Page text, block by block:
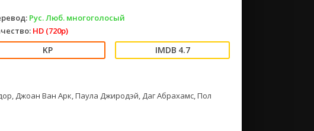
Рус. Люб. многоголосый
HD (720p)
4.7
Джоан Ван Арк, Паула Джиродэй, Даг Абрахамс, Пол